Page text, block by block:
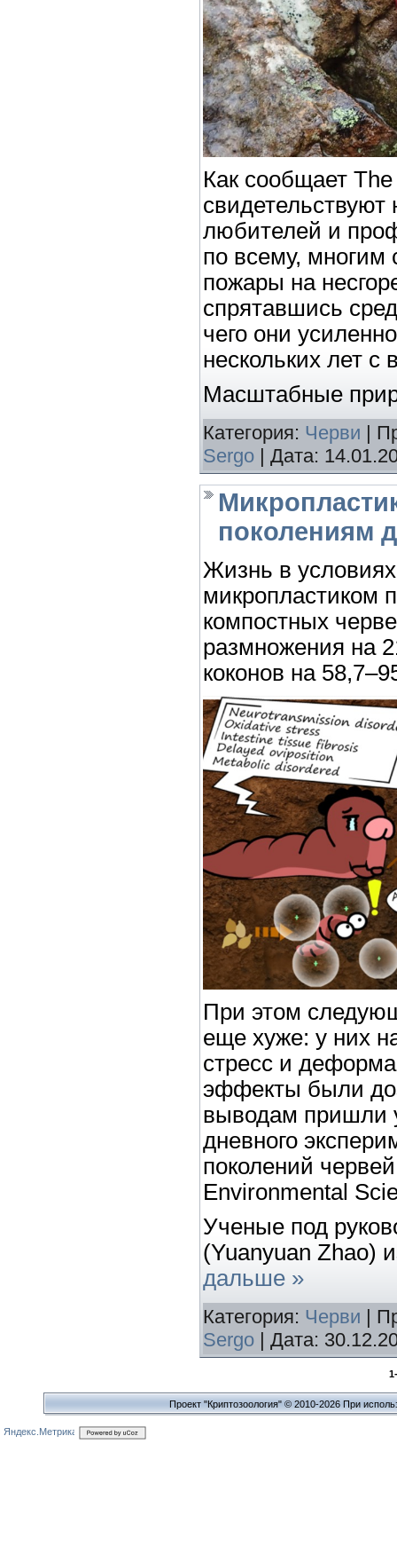
Как сообщает
любителей и
по всему, многим
пожары на
спрятавшись
чего они
нескольких лет с
Масштабные
Категория: Черви |
Sergo | Дата:
поколениям
Жизнь в
микропластиком
компостных
размножения на
коконов на
При этом
еще хуже: у них
стресс и
эффекты были
выводам пришли
дневного
поколений
Environmental
Ученые под
(Yuanyuan Zhao)
дальше »
Категория: Черви |
Sergo | Дата:
Проект "Криптозоология" © 2010-2026 При